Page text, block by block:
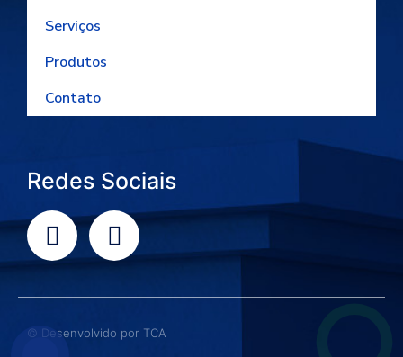
Serviços
Produtos
Contato
Redes Sociais
© Desenvolvido por TCA